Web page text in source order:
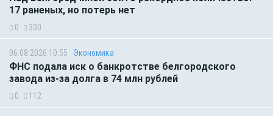
17 раненых, но потерь нет
0 330
06.08.2026 10:55 Экономика
ФНС подала иск о банкротстве белгородского
завода из-за долга в 74 млн рублей
0 112